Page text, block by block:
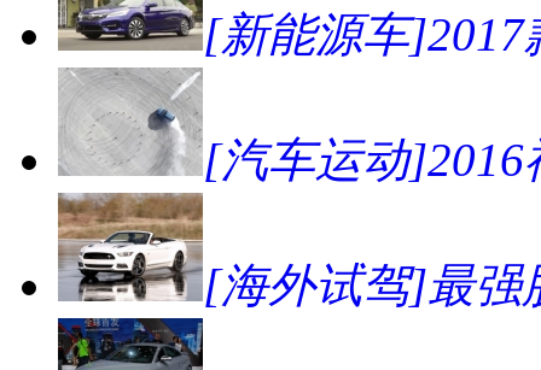
[新能源车
[汽车运动]2016
[海外试驾]最强